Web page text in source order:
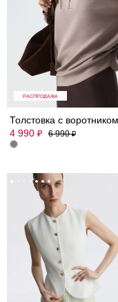
РАСПРОДАЖА
4 990 ₽ 6 990₽